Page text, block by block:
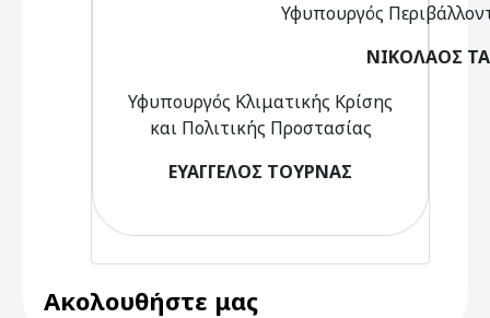
Υφυπουργός
ΝΙΚΟΛΑΟΣ
Υφυπουργός Κλιματικής Κρίσης
και Πολιτικής Προστασίας
ΕΥΑΓΓΕΛΟΣ ΤΟΥΡΝΑΣ
Ακολουθήστε μας